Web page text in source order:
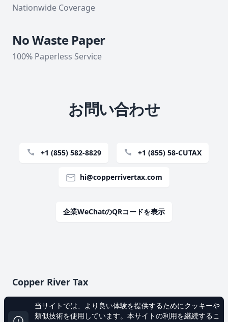
Nationwide Coverage
100% Paperless Service
No Waste Paper
お問い合わせ
+1 (855) 582-8829 +1 (855) 58-CUTAX
hi@copperrivertax.com
企業WeChatのQRコードを表示
Copper River Tax
当サイトでは、より良い体験を提供するためにクッキーや
類似技術を使用しています。本サイトの利用を継続するこ